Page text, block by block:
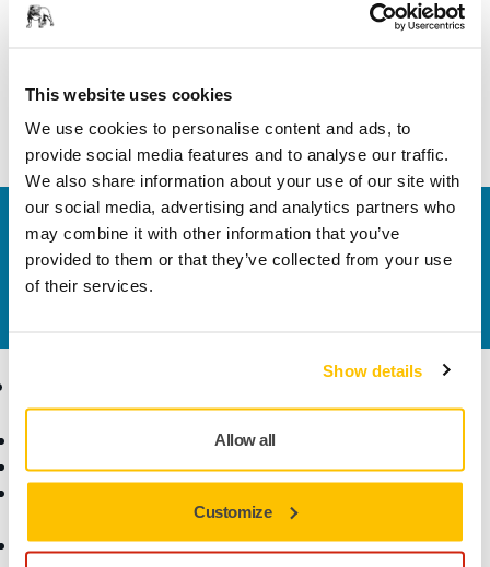
This website uses cookies
We use cookies to personalise content and ads, to
provide social media features and to analyse our traffic.
We also share information about your use of our site with
our social media, advertising and analytics partners who
may combine it with other information that you’ve
provided to them or that they’ve collected from your use
of their services.
Show details
Allow all
Customize
Vegye fel velünk a kapcsolatot
Szeretne többet tudni?Kérjük, vegye fel velünk a
kapcsolatot
Pormentes csiszolás
Kiegészítők és
Iparágak
Alkalmazások